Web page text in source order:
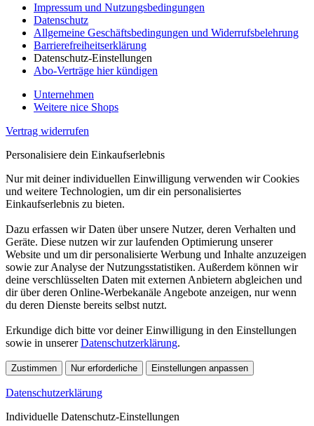
Impressum und Nutzungsbedingungen
Datenschutz
Allgemeine Geschäftsbedingungen und Widerrufsbelehrung
Barrierefreiheitserklärung
Datenschutz-Einstellungen
Abo-Verträge hier kündigen
Unternehmen
Weitere nice Shops
Vertrag widerrufen
Personalisiere dein Einkaufserlebnis
Nur mit deiner individuellen Einwilligung verwenden wir Cookies
und weitere Technologien, um dir ein personalisiertes
Einkaufserlebnis zu bieten.
Dazu erfassen wir Daten über unsere Nutzer, deren Verhalten und
Geräte. Diese nutzen wir zur laufenden Optimierung unserer
Website und um dir personalisierte Werbung und Inhalte anzuzeigen
sowie zur Analyse der Nutzungsstatistiken. Außerdem können wir
deine verschlüsselten Daten mit externen Anbietern abgleichen und
dir über deren Online-Werbekanäle Angebote anzeigen, nur wenn
du deren Dienste bereits selbst nutzt.
Erkundige dich bitte vor deiner Einwilligung in den Einstellungen
sowie in unsererDatenschutzerklärung.
Zustimmen Nur erforderliche Einstellungen anpassen
Datenschutzerklärung
Individuelle Datenschutz-Einstellungen